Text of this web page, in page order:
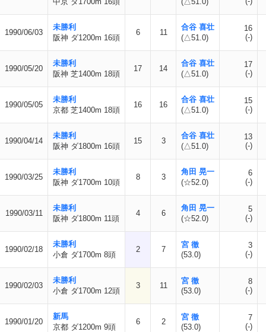
1990/06/03
未勝利
阪神 ダ1200m 16頭
6 11
合谷 喜壮
(△51.0)
16
(-)
1990/05/20
未勝利
阪神 芝1400m 18頭
17 14
合谷 喜壮
(△51.0)
17
(-)
1990/05/05
未勝利
京都 芝1400m 18頭
16 16
合谷 喜壮
(△51.0)
15
(-)
1990/04/14
未勝利
阪神 ダ1800m 16頭
15 3
合谷 喜壮
(△51.0)
13
(-)
1990/03/25
未勝利
阪神 ダ1700m 10頭
8 3
角田 晃一
(☆52.0)
6
(-)
1990/03/11
未勝利
阪神 ダ1800m 11頭
4 6
角田 晃一
(☆52.0)
5
(-)
1990/02/18
未勝利
小倉 ダ1700m 8頭
2 7
宮 徹
(53.0)
3
(-)
1990/02/03
未勝利
小倉 ダ1700m 12頭
3 11
宮 徹
(53.0)
8
(-)
1990/01/20
新馬
京都 ダ1200m 9頭
6 2
宮 徹
(53.0)
7
(-)